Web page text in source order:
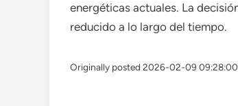
energéticas actuales. La
reducido a lo largo del tiempo.
Originally posted 2026-02-09